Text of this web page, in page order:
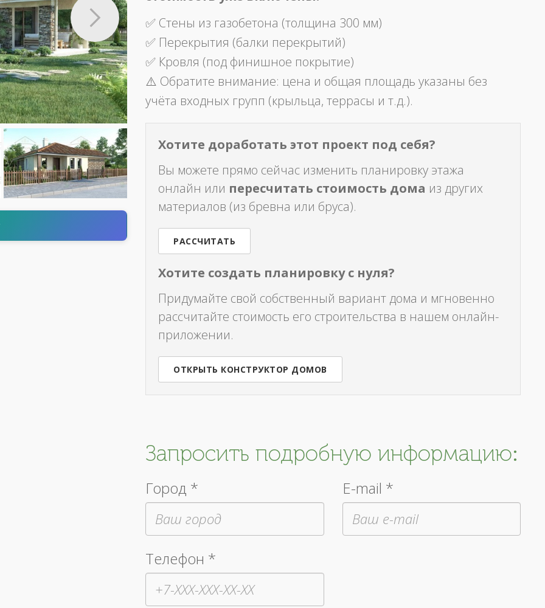
✅ Стены из газобетона (толщина 300 мм)
✅ Перекрытия (балки перекрытий)
✅ Кровля (под финишное покрытие)
⚠️ Обратите внимание: цена и общая площадь указаны без
учёта входных групп (крыльца, террасы и т.д.).
Хотите доработать этот проект под себя?
Вы можете прямо сейчас изменить планировку этажа
онлайн или пересчитать стоимость дома из других
материалов (из бревна или бруса).
РАССЧИТАТЬ
Хотите создать планировку с нуля?
Придумайте свой собственный вариант дома и мгновенно
рассчитайте стоимость его строительства в нашем онлайн-
приложении.
ОТКРЫТЬ КОНСТРУКТОР ДОМОВ
Запросить подробную информацию:
Город * E-mail *
Телефон *